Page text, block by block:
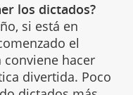
los dictados?
si está en
el
hacer
divertida. Poco